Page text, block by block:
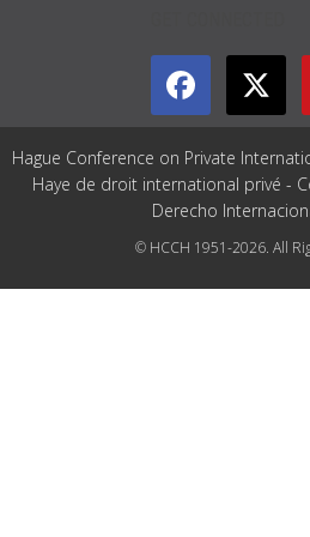
Hague Conference on Private
Haye de droit international privé -
Derecho
© HCCH 1951-2026. All